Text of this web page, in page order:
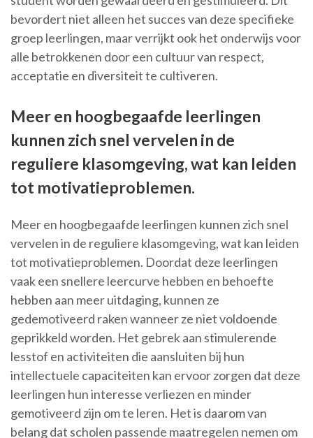
bevordert niet alleen het succes van deze specifieke
groep leerlingen, maar verrijkt ook het onderwijs voor
alle betrokkenen door een cultuur van respect,
acceptatie en diversiteit te cultiveren.
Meer en hoogbegaafde leerlingen
kunnen zich snel vervelen in de
reguliere klasomgeving, wat kan leiden
tot motivatieproblemen.
Meer en hoogbegaafde leerlingen kunnen zich snel
vervelen in de reguliere klasomgeving, wat kan leiden
tot motivatieproblemen. Doordat deze leerlingen
vaak een snellere leercurve hebben en behoefte
hebben aan meer uitdaging, kunnen ze
gedemotiveerd raken wanneer ze niet voldoende
geprikkeld worden. Het gebrek aan stimulerende
lesstof en activiteiten die aansluiten bij hun
intellectuele capaciteiten kan ervoor zorgen dat deze
leerlingen hun interesse verliezen en minder
gemotiveerd zijn om te leren. Het is daarom van
belang dat scholen passende maatregelen nemen om